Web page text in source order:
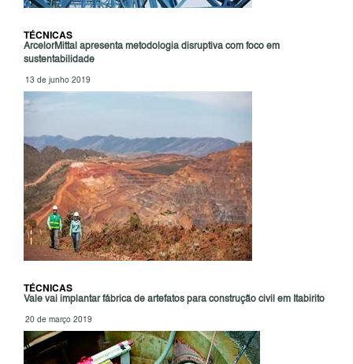
TÉCNICAS
ArcelorMittal apresenta metodologia disruptiva com foco em
sustentabilidade
13 de junho 2019
TÉCNICAS
Vale vai implantar fábrica de artefatos para construção civil em Itabirito
20 de março 2019